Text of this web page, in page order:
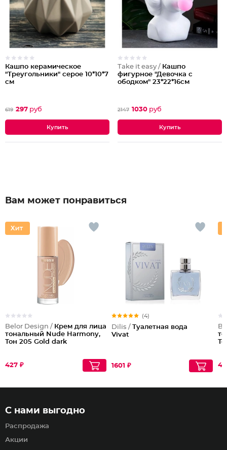
Кашпо керамическое
"Треугольники" серое 10*10*7
см
619 297 руб
Take it easy / Кашпо
фигурное "Девочка с
ободком" 23*22*16см
2147 1030 руб
Вам может понравиться
Belor Design / Крем для лица
тональный Nude Harmony,
Тон 205 Gold dark
427 ₽
(4)
Dilis / Туалетная вода
Vivat
1601 ₽
С нами выгодно
Распродажа
Акции